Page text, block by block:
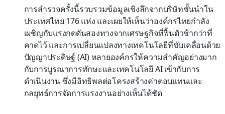
การสำรวจครั้งนี้รวบรวมข้อมูลเชิงลึกจากบริษัทชั้นนำใน
ประเทศไทย 176 แห่ง และเผยให้เห็นว่าองค์กรไทยกำลัง
เผชิญกับแรงกดดันสองทางจากเศรษฐกิจที่ฟื้นตัวช้ากว่าที่
คาดไว้ และการเปลี่ยนแปลงทางเทคโนโลยีที่ขับเคลื่อนด้วย
ปัญญาประดิษฐ์ (AI) หลายองค์กรให้ความสำคัญอย่างมาก
กับการบูรณาการทักษะและเทคโนโลยี AI เข้ากับการ
ดำเนินงาน ซึ่งมีอิทธิพลต่อโครงสร้างค่าตอบแทนและ
กลยุทธ์การจัดการแรงงานอย่างเห็นได้ชัด